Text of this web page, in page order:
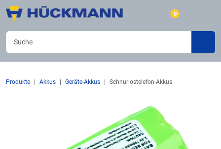
0
Produkte Akkus Geräte-Akkus Schnurlostelefon-Akkus